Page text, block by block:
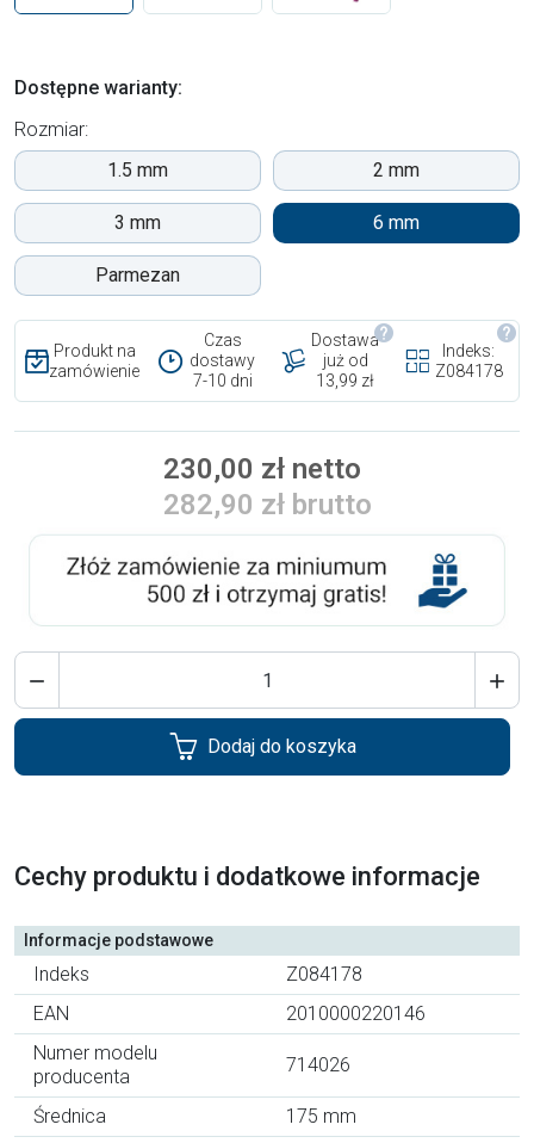
Dostępne warianty:
Rozmiar:
1.5 mm
2 mm
3 mm 6 mm
Parmezan
Produkt na
zamówienie
Czas
dostawy
7-10 dni
Dostawa
już od
13,99 zł
Indeks:
Z084178
230,00 zł netto
282,90 zł brutto
 
Dodaj do koszyka
Cechy produktu i dodatkowe informacje
Informacje podstawowe
Indeks
Z084178
EAN
2010000220146
Numer modelu
producenta
714026
Średnica
175 mm